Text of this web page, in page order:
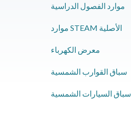
موارد الفصول الدراسية
موارد STEAM الأصلية
معرض الكهرباء
سباق القوارب الشمسية
سباق السيارات الشمسية